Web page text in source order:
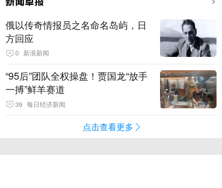
俄以传奇情报员之名命名岛屿，日
方回应
0 新浪新闻
“95后”团队全权操盘！贾国龙“放手
一搏”鲜羊赛道
39 每日经济新闻
点击查看更多